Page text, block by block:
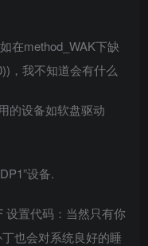
在method_WAK下缺
，我不知道会有什么
的设备如软盘驱动
设备.
设置代码：当然只有你
也会对系统良好的睡